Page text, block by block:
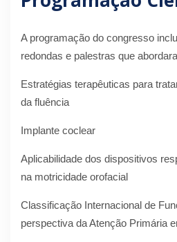
A programação do congresso
redondas e palestras que
Estratégias terapêuticas para
da fluência
Implante coclear
Aplicabilidade dos dispositivos
na motricidade orofacial
Classificação Internacional de
perspectiva da Atenção Primária